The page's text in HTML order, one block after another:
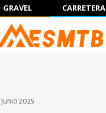
GRAVEL CARRETERA
junio 2025